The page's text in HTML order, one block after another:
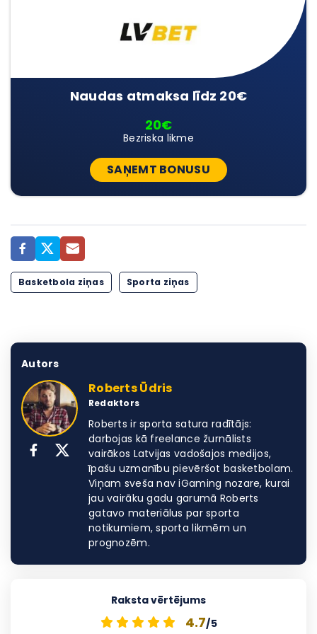
Naudas atmaksa līdz 20€
20€
Bezriska likme
SAŅEMT BONUSU
Basketbola ziņas Sporta ziņas
Autors
Roberts Ūdris
Redaktors
Roberts ir sporta satura radītājs:
darbojas kā freelance žurnālists
vairākos Latvijas vadošajos medijos,
īpašu uzmanību pievēršot basketbolam.
Viņam sveša nav iGaming nozare, kurai
jau vairāku gadu garumā Roberts
gatavo materiālus par sporta
notikumiem, sporta likmēm un
prognozēm.
Raksta vērtējums
4.7/5